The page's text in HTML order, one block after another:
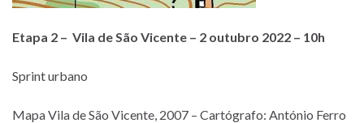
Etapa 2 – Vila de São Vicente – 2 outubro 2022 – 10h
Sprint urbano
Mapa Vila de São Vicente, 2007 – Cartógrafo: António Ferro